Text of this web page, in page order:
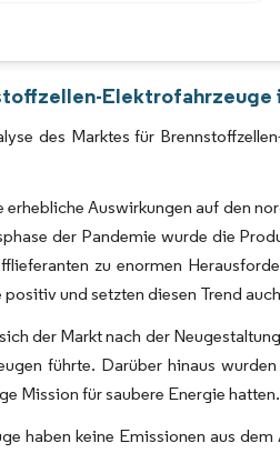
Wiederverwendung erfordert
des Marktes für
Auswirkungen auf den
der Pandemie wurde die
zu enormen
und setzten diesen Trend
der Markt nach der
führte. Darüber hinaus
Mission für saubere Energie hatten.
haben keine Emissionen aus